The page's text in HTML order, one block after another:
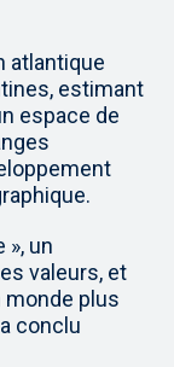
atlantique
estimant
espace de
», un
valeurs, et
monde plus
conclu